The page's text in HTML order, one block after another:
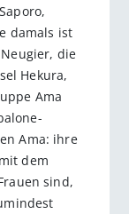
damals ist
die
Hekura,
Ama
Ama: ihre
dem
sind,